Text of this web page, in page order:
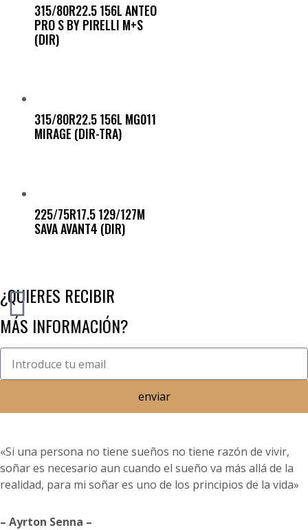
315/80R22.5 156L ANTEO
PRO S BY PIRELLI M+S
(DIR)
315/80R22.5 156L MG011
MIRAGE (DIR-TRA)
225/75R17.5 129/127M
SAVA AVANT4 (DIR)
¿QUIERES RECIBIR
MÁS INFORMACIÓN?
enviar
«Si una persona no tiene sueños no tiene razón de vivir,
soñar es necesario aun cuando el sueño va más allá de la
realidad, para mi soñar es uno de los principios de la vida»
– Ayrton Senna –